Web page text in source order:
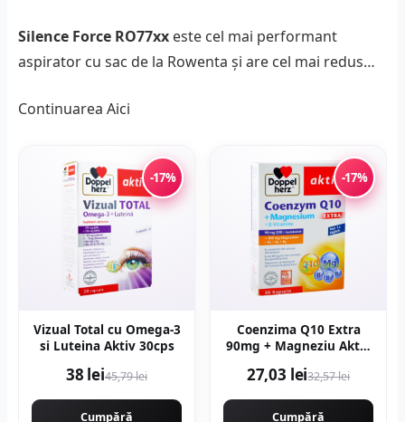
Silence Force RO77xx este cel mai performant
aspirator cu sac de la Rowenta și are cel mai redus…
Continuarea Aici
-17%
Vizual Total cu Omega-3
si Luteina Aktiv 30cps
38 lei45,79 lei
Cumpără
-17%
Coenzima Q10 Extra
90mg + Magneziu Aktiv
27,03 lei32,57 lei
Cumpără